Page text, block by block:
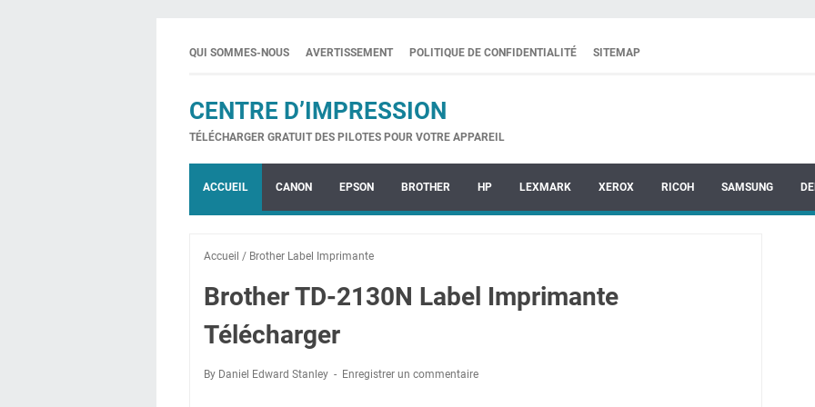
QUI SOMMES-NOUS AVERTISSEMENT POLITIQUE DE CONFIDENTIALITÉ SITEMAP
CENTRE D’IMPRESSION
TÉLÉCHARGER GRATUIT DES PILOTES POUR VOTRE APPAREIL
ACCUEIL CANON EPSON BROTHER HP LEXMARK XEROX RICOH SAMSUNG
Accueil / Brother Label Imprimante
Brother TD-2130N Label Imprimante
Télécharger
By Daniel Edward Stanley Enregistrer un commentaire